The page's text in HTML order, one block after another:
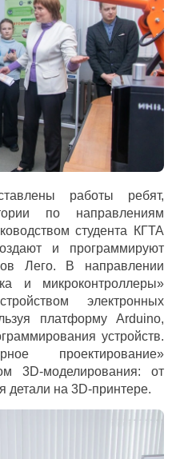
работы ребят,
по направлениям
студента КГТА
и программируют
Лего. В направлении
и микроконтроллеры»
электронных
платформу Arduino,
устройств.
проектирование»
3D-моделирования: от
детали на 3D-принтере.